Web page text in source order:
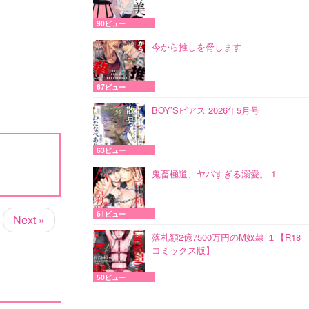
Next »
90ビュー
今から推しを脅します
67ビュー
BOY’Sピアス 2026年5月号
63ビュー
鬼畜極道、ヤバすぎる溺愛。 1
61ビュー
落札額2億7500万円のM奴隷 １【R18
コミックス版】
50ビュー